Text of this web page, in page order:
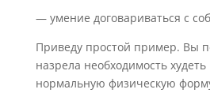
— умение договариваться с
Приведу простой пример. Вы
назрела необходимость
нормальную физическую